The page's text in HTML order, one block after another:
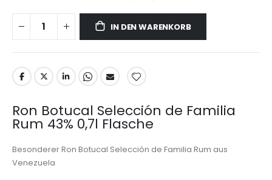
IN DEN WARENKORB
Ron Botucal Selección de Familia
Rum 43% 0,7l Flasche
Besonderer Ron Botucal Selección de Familia Rum aus
Venezuela